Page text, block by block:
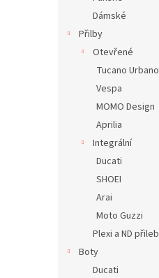
Dámské
Přilby
Otevřené
Tucano Urbano
Vespa
MOMO Design
Aprilia
Integrální
Ducati
SHOEI
Arai
Moto Guzzi
Plexi a ND přileb
Boty
Ducati